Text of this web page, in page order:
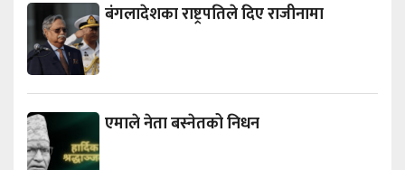
बंगलादेशका राष्ट्रपतिले दिए राजीनामा
एमाले नेता बस्नेतको निधन